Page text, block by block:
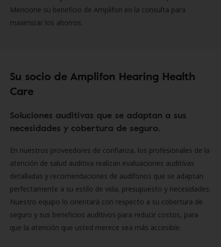
Mencione su beneficio de Amplifon en la consulta para
maximizar los ahorros.
Su socio de Amplifon Hearing Health
Care
Soluciones auditivas que se adaptan a sus
necesidades y cobertura de seguro.
En nuestros proveedores de confianza, los profesionales de la
atención de salud auditiva realizan evaluaciones auditivas
detalladas y recomendaciones de audífonos que se adaptan
perfectamente a su estilo de vida, presupuesto y necesidades.
Nuestro equipo lo orientará con respecto a su cobertura de
seguro y sus beneficios auditivos para reducir costos, para
que la atención que usted merece sea más accesible.